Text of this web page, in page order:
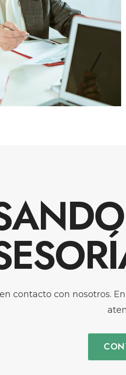
contacto con nosotros. En